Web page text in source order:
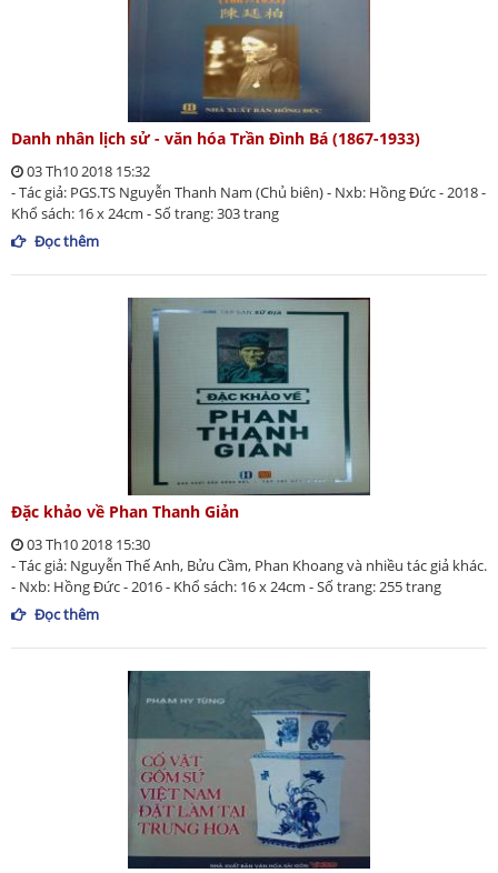
Danh nhân lịch sử - văn hóa Trần Đình Bá (1867-1933)
03 Th10 2018 15:32
- Tác giả: PGS.TS Nguyễn Thanh Nam (Chủ biên) - Nxb: Hồng Đức - 2018 -
Khổ sách: 16 x 24cm - Số trang: 303 trang
Đọc thêm
Đặc khảo về Phan Thanh Giản
03 Th10 2018 15:30
- Tác giả: Nguyễn Thế Anh, Bửu Cầm, Phan Khoang và nhiều tác giả khác.
- Nxb: Hồng Đức - 2016 - Khổ sách: 16 x 24cm - Số trang: 255 trang
Đọc thêm